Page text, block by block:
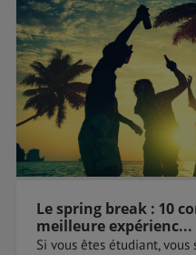
Le spring break : 10
meilleure expérienc...
Si vous êtes étudiant, vous